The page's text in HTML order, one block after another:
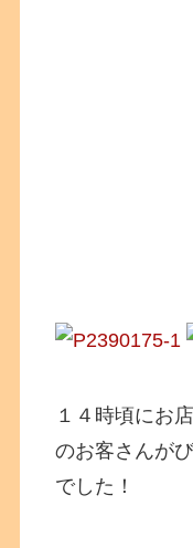
１４時頃にお
のお客さんが
でした！